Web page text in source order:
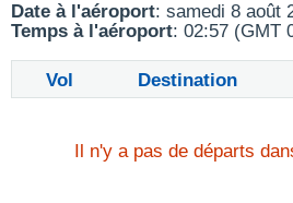
Date à l'aéroport: samedi 8 août
Temps à l'aéroport: 02:57 (GMT
Vol Destination
Il n'y a pas de départs